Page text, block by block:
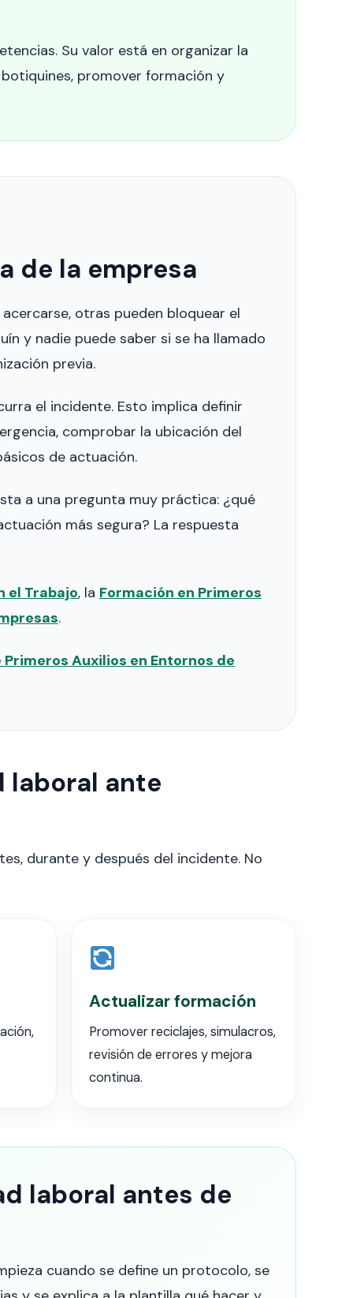
Su valor está en organizar la
promover formación y
de la empresa
otras pueden bloquear el
y nadie puede saber si se ha llamado
previa.
el incidente. Esto implica definir
comprobar la ubicación del
de actuación.
a una pregunta muy práctica: ¿qué
más segura? La respuesta
el Trabajo, la Formación en Primeros
.
Auxilios en Entornos de
laboral ante
durante y después del incidente. No
Actualizar formación
Promover reciclajes, simulacros,
revisión de errores y mejora
continua.
laboral antes de
cuando se define un protocolo, se